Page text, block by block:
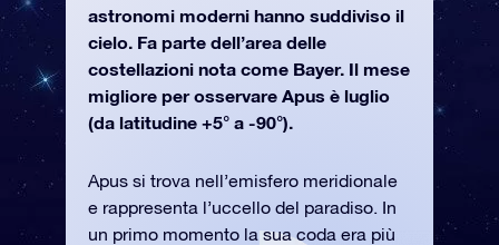
astronomi moderni hanno suddiviso il
cielo. Fa parte dell’area delle
costellazioni nota come Bayer. Il mese
migliore per osservare Apus è luglio
(da latitudine +5° a -90°).
Apus si trova nell’emisfero meridionale
e rappresenta l’uccello del paradiso. In
un primo momento la sua coda era più